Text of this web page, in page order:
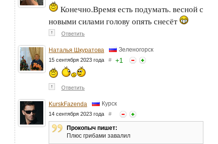
Конечно.Время есть подумать. весной с
новыми силами голову опять снесёт
↑ Ответить
Наталья Шкуратова Зеленогорск
15 сентября 2023 года # +1
↑ Ответить
KurskFazenda Курск
14 сентября 2023 года #
Прокопыч пишет:
Плюс грибами завалил